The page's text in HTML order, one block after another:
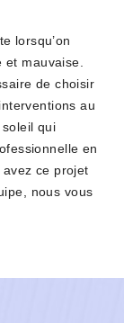
lorsqu’on
et mauvaise.
de choisir
au
qui
en
ce projet
nous vous